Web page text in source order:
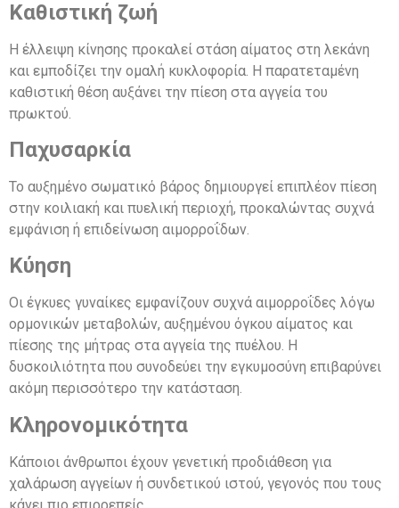
Καθιστική ζωή
Η έλλειψη κίνησης προκαλεί στάση αίματος στη λεκάνη
και εμποδίζει την ομαλή κυκλοφορία. Η παρατεταμένη
καθιστική θέση αυξάνει την πίεση στα αγγεία του
πρωκτού.
Παχυσαρκία
Το αυξημένο σωματικό βάρος δημιουργεί επιπλέον πίεση
στην κοιλιακή και πυελική περιοχή, προκαλώντας συχνά
εμφάνιση ή επιδείνωση αιμορροΐδων.
Κύηση
Οι έγκυες γυναίκες εμφανίζουν συχνά αιμορροΐδες λόγω
ορμονικών μεταβολών, αυξημένου όγκου αίματος και
πίεσης της μήτρας στα αγγεία της πυέλου. Η
δυσκοιλιότητα που συνοδεύει την εγκυμοσύνη επιβαρύνει
ακόμη περισσότερο την κατάσταση.
Κληρονομικότητα
Κάποιοι άνθρωποι έχουν γενετική προδιάθεση για
χαλάρωση αγγείων ή συνδετικού ιστού, γεγονός που τους